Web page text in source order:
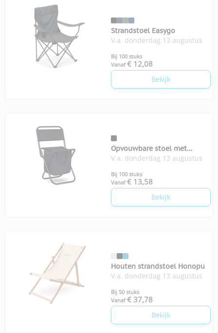
Strandstoel Easygo
V.a. donderdag 13 augustus
Bij 100 stuks
Vanaf € 12,08
Bekijk
Opvouwbare stoel met
koeltas
V.a. donderdag 13 augustus
Bij 100 stuks
Vanaf € 13,58
Bekijk
Houten strandstoel Honopu
V.a. donderdag 13 augustus
Bij 50 stuks
Vanaf € 37,78
Bekijk